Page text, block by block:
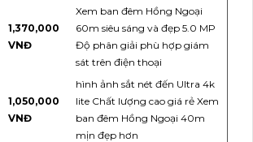
1,370,000
VNĐ
Xem ban đêm Hồng Ngoại
60m siêu sáng và đẹp 5.0 MP
Độ phân giải phù hợp giám
sát trên điện thoại
1,050,000
VNĐ
hình ảnh sắt nét đến Ultra 4k
lite Chất lượng cao giá rẻ Xem
ban đêm Hồng Ngoại 40m
mịn đẹp hơn